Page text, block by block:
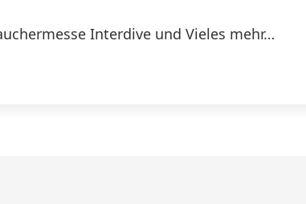
Interdive und Vieles mehr…